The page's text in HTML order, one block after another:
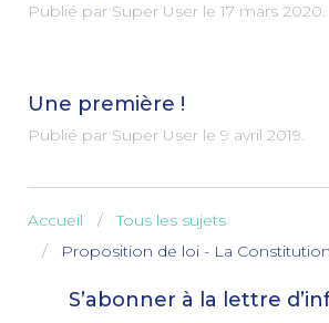
Publié par Super User le 17 mars 2020.
Une première !
Publié par Super User le 9 avril 2019.
Accueil
Tous les sujets
Proposition de loi - La
S’abonner à la lettre